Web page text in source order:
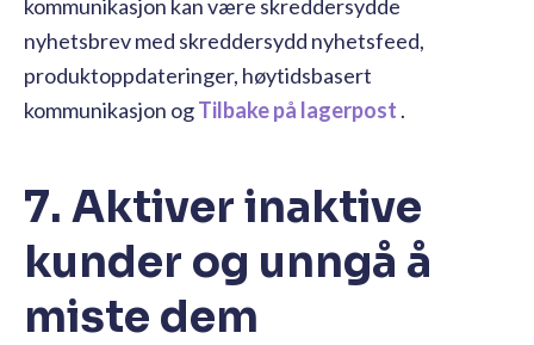
kommunikasjon kan være skreddersydde
nyhetsbrev med skreddersydd nyhetsfeed,
produktoppdateringer, høytidsbasert
kommunikasjon ogTilbake på lagerpost .
7. Aktiver inaktive
kunder og unngå å
miste dem